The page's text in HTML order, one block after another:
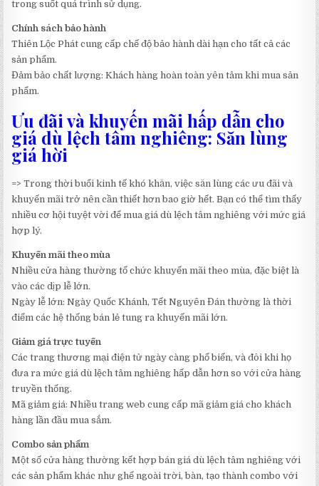
trong suốt quá trình sử dụng.
Chính sách bảo hành
Thiên Lộc Phát cung cấp chế độ bảo hành dài hạn cho tất cả các
sản phẩm.
Đảm bảo chất lượng: Khách hàng hoàn toàn yên tâm khi mua sản
phẩm.
Ưu đãi và khuyến mãi hấp dẫn cho
giá dù lệch tâm nghiêng: Săn lùng
giá hời
=> Trong thời buổi kinh tế khó khăn, việc săn lùng các ưu đãi và
khuyến mãi trở nên cần thiết hơn bao giờ hết. Bạn có thể tìm thấy
nhiều cơ hội tuyệt vời để mua giá dù lệch tâm nghiêng với mức giá
hợp lý.
Khuyến mãi theo mùa
Nhiều cửa hàng thường tổ chức khuyến mãi theo mùa, đặc biệt là
vào các dịp lễ lớn.
Ngày lễ lớn: Ngày Quốc Khánh, Tết Nguyên Đán thường là thời
điểm các hệ thống bán lẻ tung ra khuyến mãi lớn.
Giảm giá trực tuyến
Các trang thương mại điện tử ngày càng phổ biến, và đôi khi họ
đưa ra mức giá dù lệch tâm nghiêng hấp dẫn hơn so với cửa hàng
truyền thống.
Mã giảm giá: Nhiều trang web cung cấp mã giảm giá cho khách
hàng lần đầu mua sắm.
Combo sản phẩm
Một số cửa hàng thường kết hợp bán giá dù lệch tâm nghiêng với
các sản phẩm khác như ghế ngoài trời, bàn, tạo thành combo với